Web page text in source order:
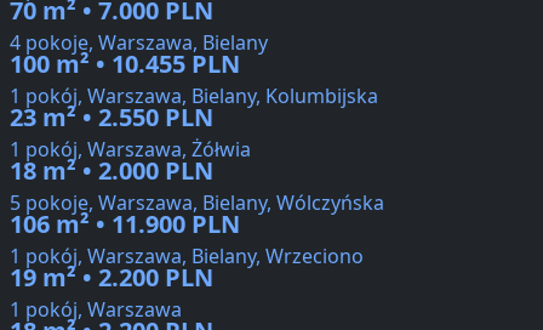
70 m² • 7.000 PLN
4 pokoje, Warszawa, Bielany
100 m² • 10.455 PLN
1 pokój, Warszawa, Bielany, Kolumbijska
23 m² • 2.550 PLN
1 pokój, Warszawa, Żółwia
18 m² • 2.000 PLN
5 pokoje, Warszawa, Bielany, Wólczyńska
106 m² • 11.900 PLN
1 pokój, Warszawa, Bielany, Wrzeciono
19 m² • 2.200 PLN
1 pokój, Warszawa